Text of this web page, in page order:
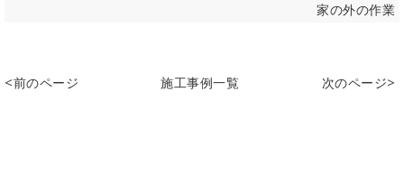
家の外の作業
<前のページ 施工事例一覧 次のページ>